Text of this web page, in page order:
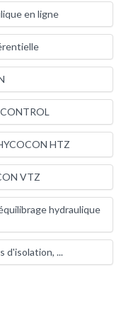
en ligne
HTZ
VTZ
hydraulique
d'isolation, ...